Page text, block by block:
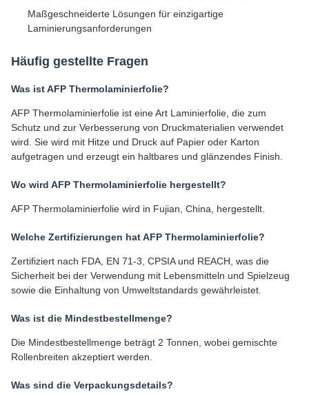
Maßgeschneiderte Lösungen für einzigartige
Laminierungsanforderungen
Häufig gestellte Fragen
Was ist AFP Thermolaminierfolie?
AFP Thermolaminierfolie ist eine Art Laminierfolie, die zum
Schutz und zur Verbesserung von Druckmaterialien verwendet
wird. Sie wird mit Hitze und Druck auf Papier oder Karton
aufgetragen und erzeugt ein haltbares und glänzendes Finish.
Wo wird AFP Thermolaminierfolie hergestellt?
AFP Thermolaminierfolie wird in Fujian, China, hergestellt.
Welche Zertifizierungen hat AFP Thermolaminierfolie?
Zertifiziert nach FDA, EN 71-3, CPSIA und REACH, was die
Sicherheit bei der Verwendung mit Lebensmitteln und Spielzeug
sowie die Einhaltung von Umweltstandards gewährleistet.
Was ist die Mindestbestellmenge?
Die Mindestbestellmenge beträgt 2 Tonnen, wobei gemischte
Rollenbreiten akzeptiert werden.
Was sind die Verpackungsdetails?